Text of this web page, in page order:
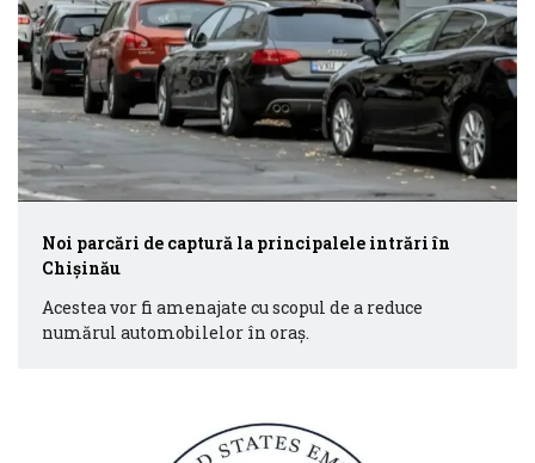
Noi parcări de captură la principalele intrări în
Chișinău
Acestea vor fi amenajate cu scopul de a reduce
numărul automobilelor în oraș.